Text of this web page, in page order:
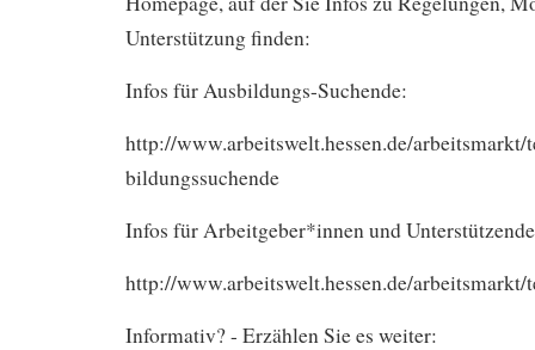
Unterstützung finden:
Infos für Ausbildungs-Suchende:
http://www.arbeitswelt.hessen.de/
bildungssuchende
Infos für Arbeitgeber*innen und Unterstützende
http://www.arbeitswelt.hessen.de/
Informativ? - Erzählen Sie es weiter: